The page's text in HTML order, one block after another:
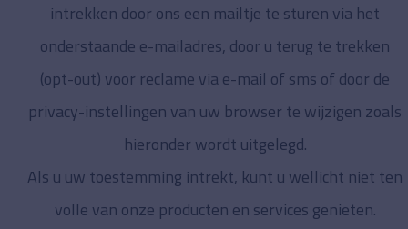
intrekken door ons een mailtje te sturen via het
onderstaande e-mailadres, door u terug te trekken
(opt-out) voor reclame via e-mail of sms of door de
privacy-instellingen van uw browser te wijzigen zoals
hieronder wordt uitgelegd.
Als u uw toestemming intrekt, kunt u wellicht niet ten
volle van onze producten en services genieten.